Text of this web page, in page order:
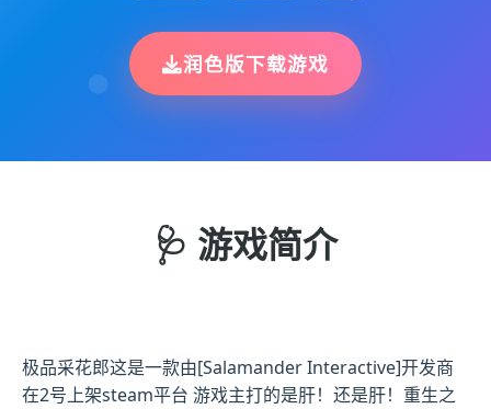
润色版下载游戏
🩺 游戏简介
极品采花郎这是一款由[Salamander Interactive]开发商
在2号上架steam平台 游戏主打的是肝！还是肝！重生之